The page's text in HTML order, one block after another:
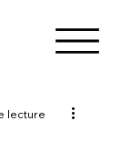
lecture